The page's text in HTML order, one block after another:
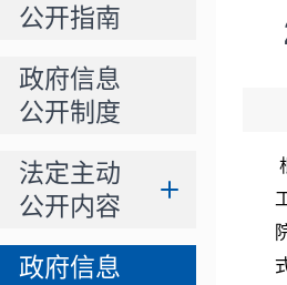
公开指南
政府信息
公开制度
法定主动
公开内容
政府信息